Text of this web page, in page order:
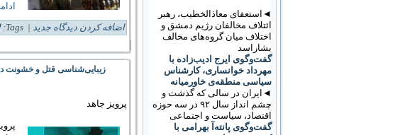
◄استعفای معاذالخطیب، رهبر
ائتلاف مخالفان رژیم دمشق و
اختلاف میان گروه‌های مخالف
بشاراسد
گفت‌وگوی ایرج ادیب‌زاده با
مهرداد خوانساری، کارشناس
سیاسی منطقه‌ی خاورمیانه
◄ایران در سالی که گذشت و
چشم انداز سال ۹۲ در سه حوزه
اقتصاد، سیاست و اجتماعی
گفت‌وگوی پانته‌آ بهرامی با
اضافه کردن دیدگاه جدید | Tags:
زيبایی‌شناسی قتل و خشونت
پرویز جاهد